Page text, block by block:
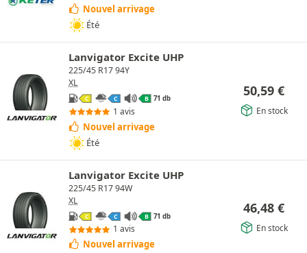
Nouvel arrivage
Été
Lanvigator Excite UHP
225/45 R17 94Y
XL
C C B 71 db
1 avis
Nouvel arrivage
Été
50,59 €
En stock
Lanvigator Excite UHP
225/45 R17 94W
XL
C C B 71 db
1 avis
Nouvel arrivage
46,48 €
En stock